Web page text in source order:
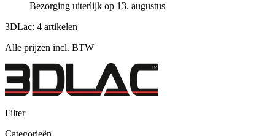
Bezorging uiterlijk op 13. augustus
3DLac: 4 artikelen
Alle prijzen incl. BTW
Filter
Categorieën